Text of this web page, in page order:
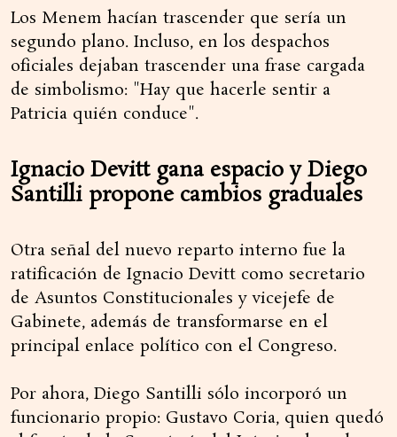
Los Menem hacían trascender que sería un
segundo plano. Incluso, en los despachos
oficiales dejaban trascender una frase cargada
de simbolismo: "Hay que hacerle sentir a
Patricia quién conduce".
Ignacio Devitt gana espacio y Diego
Santilli propone cambios graduales
Otra señal del nuevo reparto interno fue la
ratificación de Ignacio Devitt como secretario
de Asuntos Constitucionales y vicejefe de
Gabinete, además de transformarse en el
principal enlace político con el Congreso.
Por ahora, Diego Santilli sólo incorporó un
funcionario propio: Gustavo Coria, quien quedó